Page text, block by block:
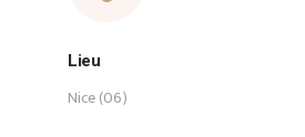
Lieu
Nice (06)